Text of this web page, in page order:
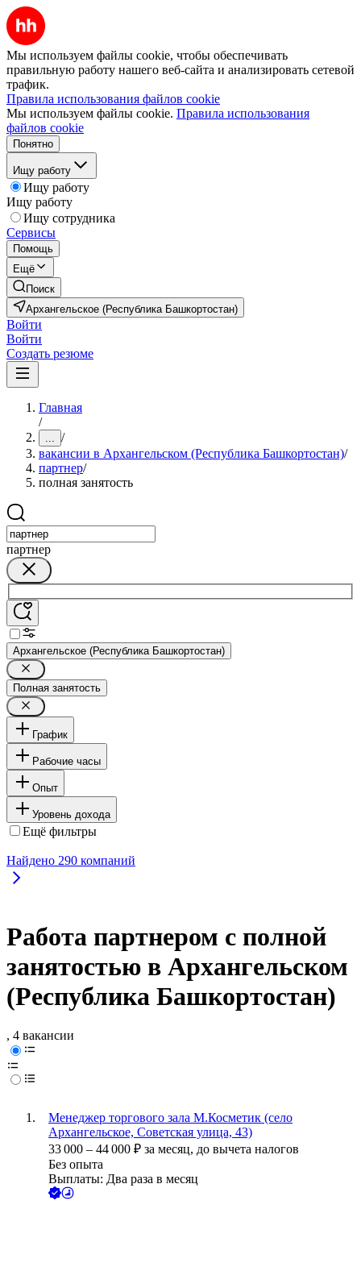
Мы используем файлы cookie, чтобы обеспечивать
правильную работу нашего веб-сайта и анализировать сетевой
трафик.
Правила использования файлов cookie
Мы используем файлы cookie. Правила использования
файлов cookie
Понятно
Ищу работу
Ищу работу
Ищу работу
Ищу сотрудника
Сервисы
Помощь
Ещё
Поиск
Архангельское (Республика Башкортостан)
Войти
Войти
Создать резюме
Главная
/
... /
вакансии в Архангельском (Республика Башкортостан)/
партнер/
полная занятость
партнер
Архангельское (Республика Башкортостан)
Полная занятость
График
Рабочие часы
Опыт
Уровень дохода
Ещё фильтры
Найдено 290 компаний
Работа партнером с полной
занятостью в Архангельском
(Республика Башкортостан)
, 4 вакансии
Менеджер торгового зала М.Косметик (село
Архангельское, Советская улица, 43)
33 000 – 44 000 ₽ за месяц, до вычета налогов
Без опыта
Выплаты: Два раза в месяц